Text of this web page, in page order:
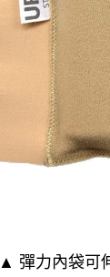
▲ 彈力內袋可